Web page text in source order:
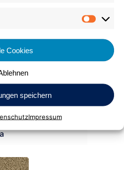
Cookies
speichern
Impressum